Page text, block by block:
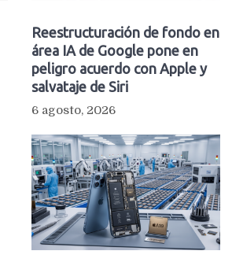
Reestructuración de fondo en
área IA de Google pone en
peligro acuerdo con Apple y
salvataje de Siri
6 agosto, 2026